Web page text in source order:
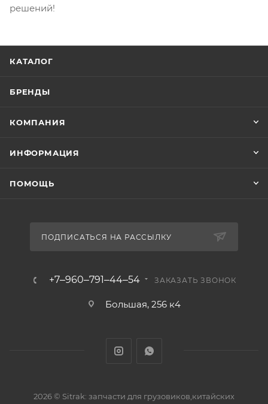
решений!
КАТАЛОГ
БРЕНДЫ
КОМПАНИЯ
ИНФОРМАЦИЯ
ПОМОЩЬ
ПОДПИСАТЬСЯ НА РАССЫЛКУ
+7‒960‒791‒44‒54 ЗАКАЗАТЬ ЗВОНОК
Большая, 256 к4
2026 © Sitrak: запчасти для грузовиков,китайских